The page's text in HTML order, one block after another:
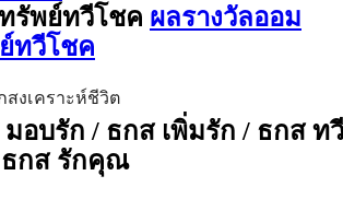
รัพย์ทวีโชค ผลรางวัลออม
ทวีโชค
สงเคราะห์ชีวิต
อบรัก / ธกส เพิ่มรัก / ธกส ทวี
ธกส รักคุณ